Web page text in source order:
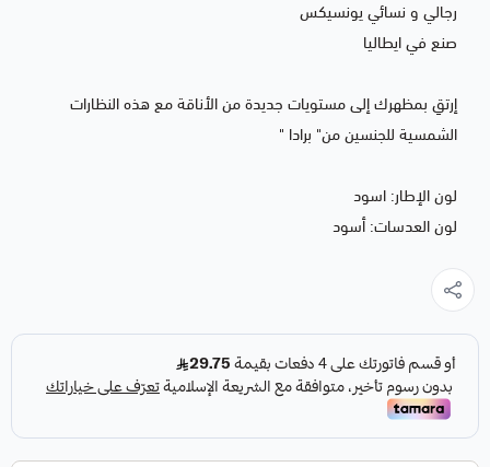
رجالي و نسائي يونسيكس
صنع في ايطاليا
إرتقِ بمظهرك إلى مستويات جديدة من الأناقة مع هذه النظارات
الشمسية للجنسين من" برادا "
لون الإطار: اسود
لون العدسات: أسود